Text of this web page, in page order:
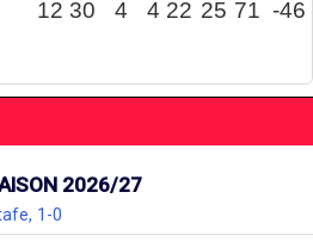
12 30 4 4 22 25 71 -46
2026/27
1-0